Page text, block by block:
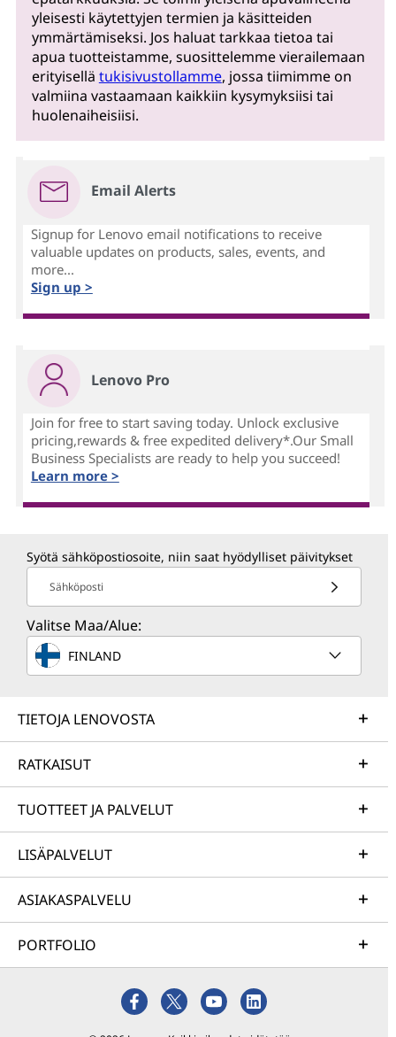
yleisesti käytettyjen termien ja käsitteiden
ymmärtämiseksi. Jos haluat tarkkaa tietoa tai
apua tuotteistamme, suosittelemme vierailemaan
erityisellä tukisivustollamme, jossa tiimimme on
valmiina vastaamaan kaikkiin kysymyksiisi tai
huolenaiheisiisi.
Email Alerts
Signup for Lenovo email notifications to receive
valuable updates on products, sales, events, and
more...
Sign up >
Lenovo Pro
Join for free to start saving today. Unlock exclusive
pricing,rewards & free expedited delivery*.Our Small
Business Specialists are ready to help you succeed!
Learn more >
Syötä sähköpostiosoite, niin saat hyödylliset päivitykset
Sähköposti
Valitse Maa/Alue:
FINLAND
TIETOJA LENOVOSTA
RATKAISUT
TUOTTEET JA PALVELUT
LISÄPALVELUT
ASIAKASPALVELU
PORTFOLIO